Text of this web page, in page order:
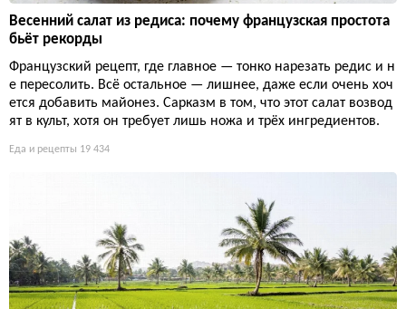
Весенний салат из редиса: почему французская простота
бьёт рекорды
Французский рецепт, где главное — тонко нарезать редис и н
е пересолить. Всё остальное — лишнее, даже если очень хоч
ется добавить майонез. Сарказм в том, что этот салат возвод
ят в культ, хотя он требует лишь ножа и трёх ингредиентов.
Еда и рецепты 19 434